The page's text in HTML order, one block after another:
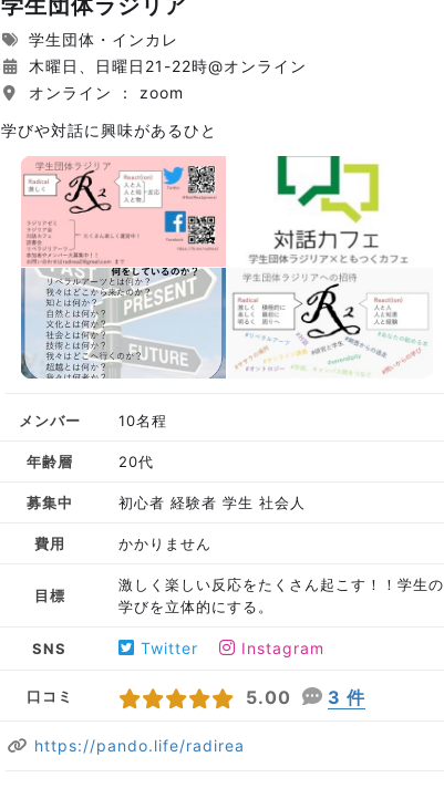
学生団体ラジリア
学生団体・インカレ
木曜日、日曜日21-22時@オンライン
オンライン ： zoom
学びや対話に興味があるひと
メンバー 10名程
年齢層 20代
募集中 初心者 経験者 学生 社会人
費用 かかりません
目標
激しく楽しい反応をたくさん起こす！！学生の
学びを立体的にする。
SNS Twitter Instagram
口コミ 5.00 3 件
https://pando.life/radirea